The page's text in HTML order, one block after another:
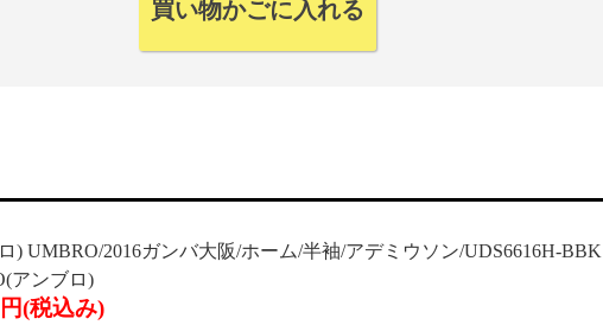
) UMBRO/2016ガンバ大阪/ホーム/半袖/アデミウソン/UDS6616H-BBK
アンブロ)
(税込み)